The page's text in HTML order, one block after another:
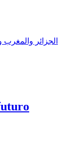
/ الجزائر